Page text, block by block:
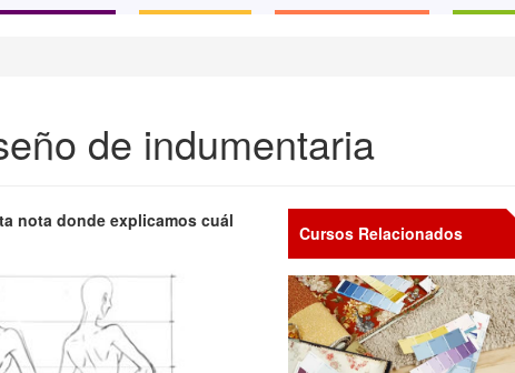
de indumentaria
nota donde explicamos cuál
Cursos Relacionados